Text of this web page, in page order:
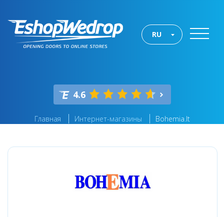
RU
4.6
Главная Интернет-магазины Bohemia.lt